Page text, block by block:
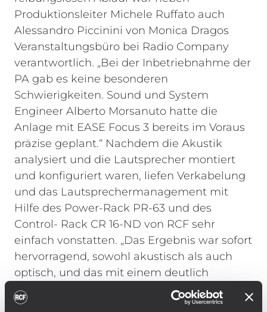
Produktionsleiter Michele Ruffato auch
Alessandro Piccinini von Monica Dragos
Veranstaltungsbüro bei Radio Company
verantwortlich. „Bei der Inbetriebnahme der
PA gab es keine besonderen
Schwierigkeiten. Sound und System
Engineer Alberto Morsanuto hatte die
Anlage mit EASE Focus 3 bereits im Voraus
präzise geplant.“ Nachdem die Akustik
analysiert und die Lautsprecher montiert
und konfiguriert waren, liefen Verkabelung
und das Lautsprechermanagement mit
Hilfe des Power-Rack PR-63 und des
Control- Rack CR 16-ND von RCF sehr
einfach vonstatten. „Das Ergebnis war sofort
hervorragend, sowohl akustisch als auch
optisch, und das mit einem deutlich
geringeren Zeitaufwand als geplant.“
Die
Arrays der Main-PA mit jeweils zehn RCF